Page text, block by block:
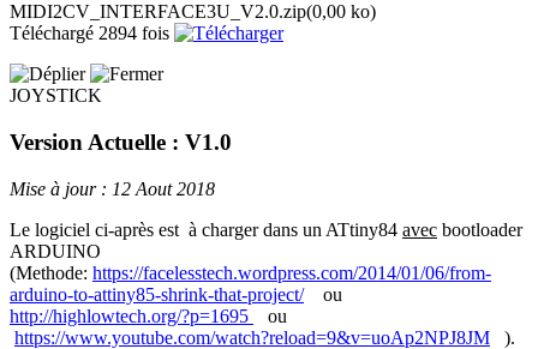
MIDI2CV_INTERFACE3U_V2.0.zip(0,00 ko)
Téléchargé 2894 fois
JOYSTICK
Version Actuelle : V1.0
Mise à jour : 12 Aout 2018
Le logiciel ci-après est à charger dans un ATtiny84 avec bootloader
ARDUINO
(Methode: https://facelesstech.wordpress.com/2014/01/06/from-
arduino-to-attiny85-shrink-that-project/ou
http://highlowtech.org/?p=1695
ou
https://www.youtube.com/watch?reload=9&v=uoAp2NPJ8JM ).